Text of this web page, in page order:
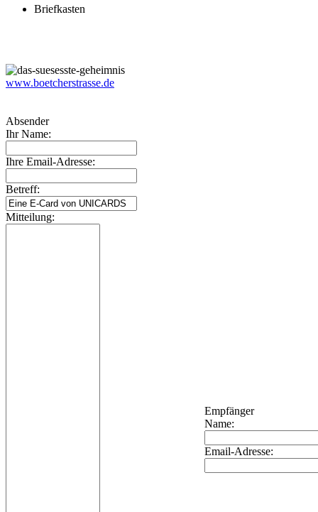
Briefkasten
www.boetcherstrasse.de
Absender
Ihr Name:
Ihre Email-Adresse:
Betreff:
Mitteilung:
Empfänger
Name:
Email-Adresse: